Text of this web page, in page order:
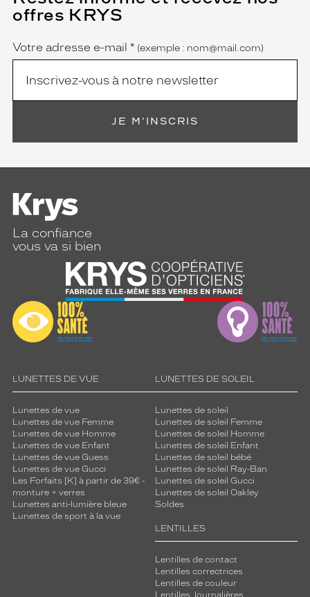
offres KRYS
Name
Votre adresse e-mail *
champ
est
obligatoire)
(exemple : nom@mail.com)
JE M'INSCRIS
La confiance
vous va si bien
LUNETTES DE VUE
Lunettes de vue
Lunettes de vue Femme
Lunettes de vue Homme
Lunettes de vue Enfant
Lunettes de vue Guess
Lunettes de vue Gucci
Les Forfaits [K] à partir de 39€ -
monture + verres
Lunettes anti-lumière bleue
Lunettes de sport à la vue
LUNETTES DE SOLEIL
Lunettes de soleil
Lunettes de soleil Femme
Lunettes de soleil Homme
Lunettes de soleil Enfant
Lunettes de soleil bébé
Lunettes de soleil Ray-Ban
Lunettes de soleil Gucci
Lunettes de soleil Oakley
Soldes
LENTILLES
Lentilles de contact
Lentilles correctrices
Lentilles de couleur
Lentilles Journalières